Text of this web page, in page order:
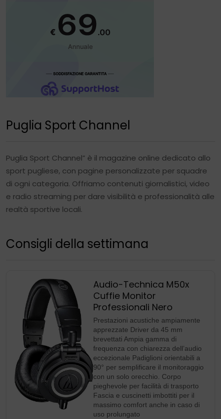
Puglia Sport Channel
Puglia Sport Channel” è il magazine online dedicato allo
sport pugliese, con pagine personalizzate per squadre
di ogni categoria. Offriamo contenuti giornalistici, video
e radio streaming per dare visibilità e professionalità alle
realtà sportive locali.
Consigli della settimana
Audio-Technica M50x
Cuffie Monitor
Professionali Nero
Prestazioni acustiche ampiamente
apprezzate Driver da 45 mm
brevettati Ampia gamma di
frequenza con chiarezza dell’audio
eccezionale Padiglioni orientabili a
90° per semplificare il monitoraggio
con un solo orecchio. Corpo
pieghevole per facilità di trasporto
Fascia e cuscinetti imbottiti per il
massimo comfort anche in caso di
uso prolungato